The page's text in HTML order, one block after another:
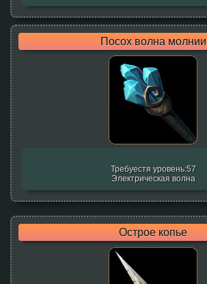
Посох волна молнии
Требуестя уровень:57
Электрическая волна
Острое копье